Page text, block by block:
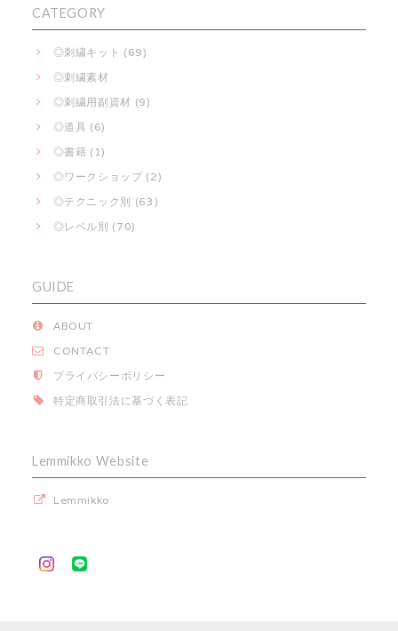
CATEGORY
◎刺繍キット (69)
◎刺繍素材
◎刺繍用副資材 (9)
◎道具 (6)
◎書籍 (1)
◎ワークショップ (2)
◎テクニック別 (63)
◎レベル別 (70)
GUIDE
ABOUT
CONTACT
プライバシーポリシー
特定商取引法に基づく表記
Lemmikko Website
Lemmikko